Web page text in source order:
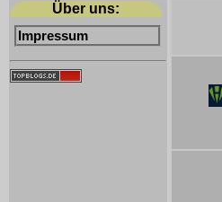
Über uns:
Impressum